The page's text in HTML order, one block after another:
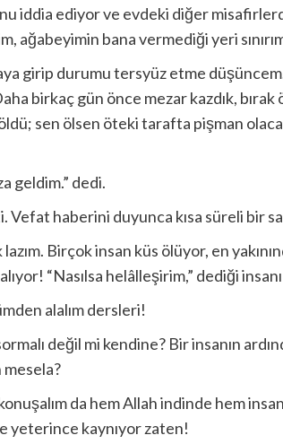
iddia ediyor ve evdeki diğer
ağabeyimin bana vermediği yeri
girip durumu tersyüz etme
birkaç gün önce mezar kazdık, bırak
sen ölsen öteki tarafta pişman
geldim.” dedi.
haberini duyunca kısa süreli bir
Birçok insan küs ölüyor, en
“Nasılsa helâlleşirim,” dediği
alalım dersleri!
değil mi kendine? Bir insanın
mesela?
da hem Allah indinde hem
yeterince kaynıyor zaten!